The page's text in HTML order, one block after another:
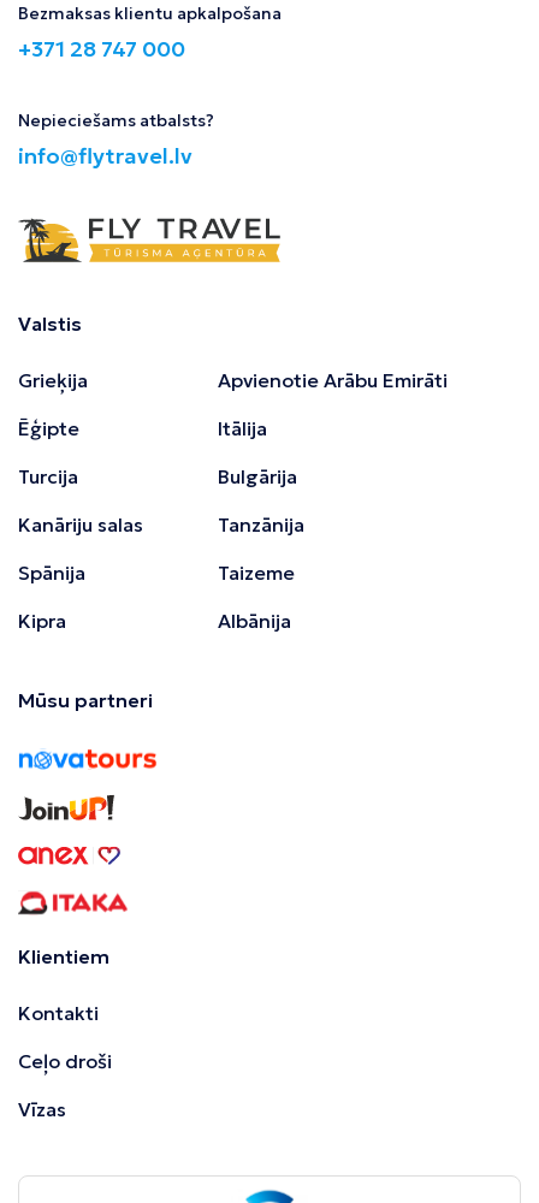
Bezmaksas klientu apkalpošana
+371 28 747 000
Nepieciešams atbalsts?
info@flytravel.lv
Valstis
Grieķija
Ēģipte
Turcija
Kanāriju salas
Spānija
Kipra
Apvienotie Arābu Emirāti
Itālija
Bulgārija
Tanzānija
Taizeme
Albānija
Mūsu partneri
Klientiem
Kontakti
Ceļo droši
Vīzas